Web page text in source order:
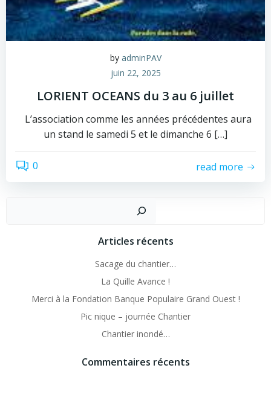
by adminPAV
juin 22, 2025
LORIENT OCEANS du 3 au 6 juillet
L’association comme les années précédentes aura
un stand le samedi 5 et le dimanche 6 […]
0 read more
Articles récents
Sacage du chantier…
La Quille Avance !
Merci à la Fondation Banque Populaire Grand Ouest !
Pic nique – journée Chantier
Chantier inondé…
Commentaires récents